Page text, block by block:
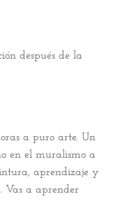
después de la
a puro arte. Un
en el muralismo a
aprendizaje y
Vas a aprender